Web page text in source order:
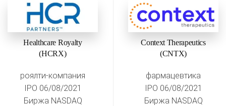
Healthcare Royalty
(HCRX)
роялти-компания
IPO 06/08/2021
Биржа NASDAQ
Context Therapeutics
(CNTX)
фармацевтика
IPO 06/08/2021
Биржа NASDAQ